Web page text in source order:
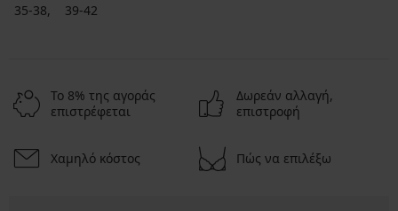
35-38
39-42
Το 8% της αγοράς
επιστρέφεται
Δωρεάν αλλαγή,
επιστροφή
Χαμηλό κόστος Πώς να επιλέξω